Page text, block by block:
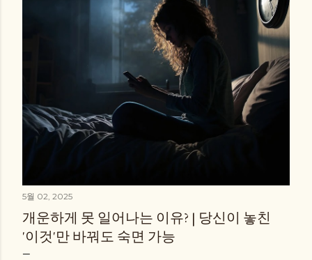
5월 02, 2025
개운하게 못 일어나는 이유? | 당신이 놓친
'이것'만 바꿔도 숙면 가능